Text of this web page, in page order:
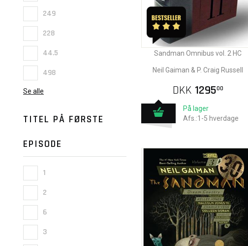
249
228
44.5
498
Se alle
TITEL PÅ FØRSTE
EPISODE
1
2
6
3
Sandman Omnibus vol. 2 HC
Neil Gaiman & P. Craig Russell
DKK 129500
På lager
Afs.:1-5 hverdage